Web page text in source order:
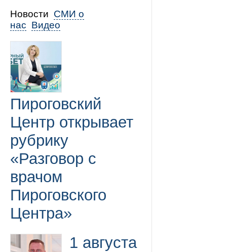
Новости СМИ о
нас Видео
Пироговский
Центр открывает
рубрику
«Разговор с
врачом
Пироговского
Центра»
1 августа